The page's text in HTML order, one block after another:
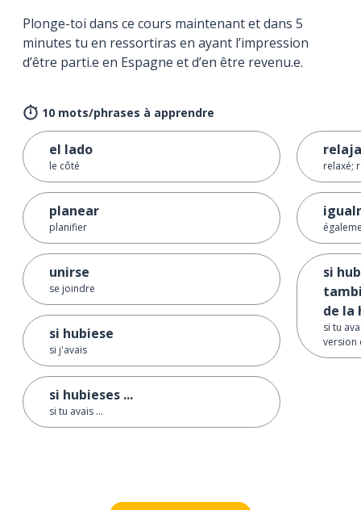
Plonge-toi dans ce cours maintenant et dans 5
minutes tu en ressortiras en ayant l’impression
d’être parti.e en Espagne et d’en être revenu.e.
10 mots/phrases à apprendre
el lado
le côté
planear
planifier
unirse
se joindre
si hubiese
si j'avais
si hubieses ...
si tu avais ...
relaxé;
si
de la
si tu
version